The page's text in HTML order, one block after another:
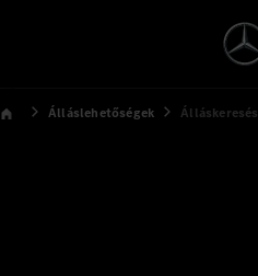
Álláslehetőségek Álláskeresés